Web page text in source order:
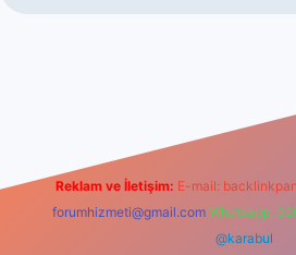
Reklam ve İletişim: E-mail:
forumhizmeti@gmail.com Whatsapp:
@karabul